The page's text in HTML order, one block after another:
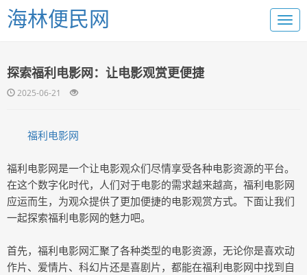
海林便民网
探索福利电影网：让电影观赏更便捷
2025-06-21
福利电影网
福利电影网是一个让电影观众们尽情享受各种电影资源的平台。
在这个数字化时代，人们对于电影的需求越来越高，福利电影网
应运而生，为观众提供了更加便捷的电影观赏方式。下面让我们
一起探索福利电影网的魅力吧。
首先，福利电影网汇聚了各种类型的电影资源，无论你是喜欢动
作片、爱情片、科幻片还是喜剧片，都能在福利电影网中找到自